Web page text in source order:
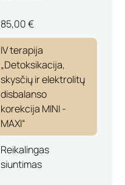
85,00 €
IV terapija
„Detoksikacija,
skysčių ir elektrolitų
disbalanso
korekcija MINI -
MAXI“
Reikalingas
siuntimas